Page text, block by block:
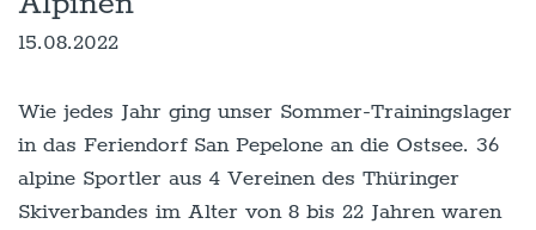
15.08.2022
Wie jedes Jahr ging unser Sommer-Trainingslager
in das Feriendorf San Pepelone an die Ostsee. 36
alpine Sportler aus 4 Vereinen des Thüringer
Skiverbandes im Alter von 8 bis 22 Jahren waren